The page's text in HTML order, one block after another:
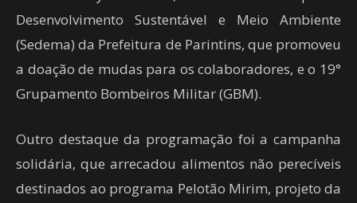
Desenvolvimento Sustentável e Meio Ambiente
(Sedema) da Prefeitura de Parintins, que promoveu
a doação de mudas para os colaboradores, e o 19°
Grupamento Bombeiros Militar (GBM).
Outro destaque da programação foi a campanha
solidária, que arrecadou alimentos não perecíveis
destinados ao programa Pelotão Mirim, projeto da